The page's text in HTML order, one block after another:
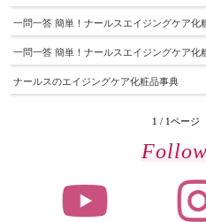
一問一答 簡単！ナールスエイジングケア化
一問一答 簡単！ナールスエイジングケア化
ナールスのエイジングケア化粧品事典
1 / 1ページ